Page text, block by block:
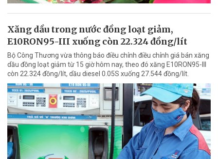
Xăng dầu trong nước đồng loạt giảm,
E10RON95-III xuống còn 22.324 đồng/lít
Bộ Công Thương vừa thông báo điều chỉnh điều chỉnh giá bán xăng
dầu đồng loạt giảm từ 15 giờ hôm nay, theo đó xăng E10RON95-III
còn 22.324 đồng/lít, dầu diesel 0.05S xuống 27.544 đồng/lít.